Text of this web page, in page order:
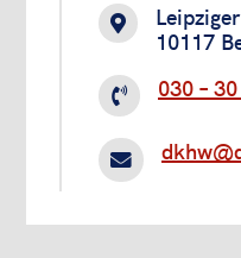

10117
 030 –
